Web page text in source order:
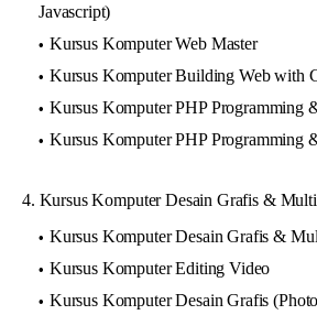
Javascript)
Kursus Komputer Web Master
Kursus Komputer Building Web with
Kursus Komputer PHP Programming
Kursus Komputer PHP Programming
4. Kursus Komputer Desain Grafis &
Kursus Komputer Desain Grafis &
Kursus Komputer Editing Video
Kursus Komputer Desain Grafis